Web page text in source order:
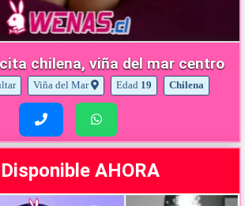
chilena, viña del mar centro
Viña del Mar Edad 19 Chilena
Llamar
al
953877258
Enviar
mensaje
por
WhatsApp
al
953877258
AHORA